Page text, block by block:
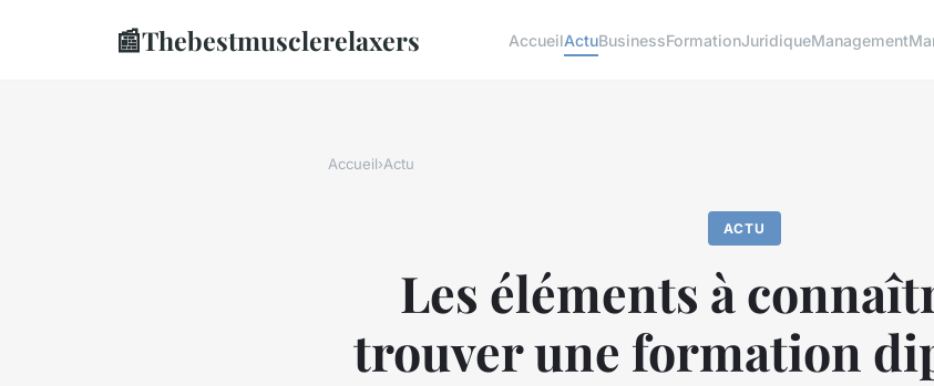
📰Thebestmusclerelaxers AccueilActuBusinessFormationJuridiqueManagement
Accueil›Actu
ACTU
Les éléments à
trouver une formation